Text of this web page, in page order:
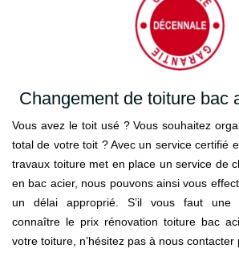
Changement de toiture bac
Vous avez le toit usé ? Vous souhaitez
total de votre toit ? Avec un service certifié
travaux toiture met en place un service de
en bac acier, nous pouvons ainsi vous
un délai approprié. S’il vous faut une
connaître le prix rénovation toiture bac
votre toiture, n’hésitez pas à nous contacter